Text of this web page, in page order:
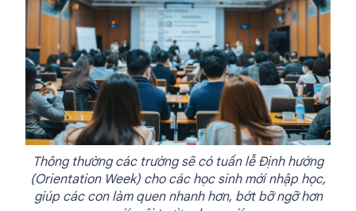
Thông thường các trường sẽ có tuần lễ Định hướng
(Orientation Week) cho các học sinh mới nhập học,
giúp các con làm quen nhanh hơn, bớt bỡ ngỡ hơn